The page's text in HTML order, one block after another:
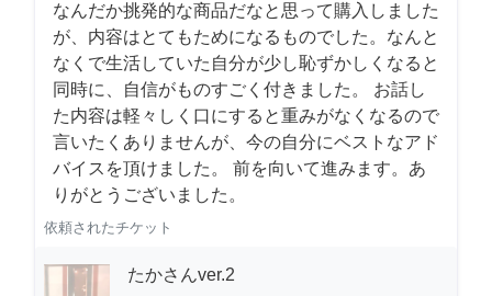
なんだか挑発的な商品だなと思って購入しました
が、内容はとてもためになるものでした。なんと
なくで生活していた自分が少し恥ずかしくなると
同時に、自信がものすごく付きました。 お話し
た内容は軽々しく口にすると重みがなくなるので
言いたくありませんが、今の自分にベストなアド
バイスを頂けました。 前を向いて進みます。あ
りがとうございました。
依頼されたチケット
たかさんver.2